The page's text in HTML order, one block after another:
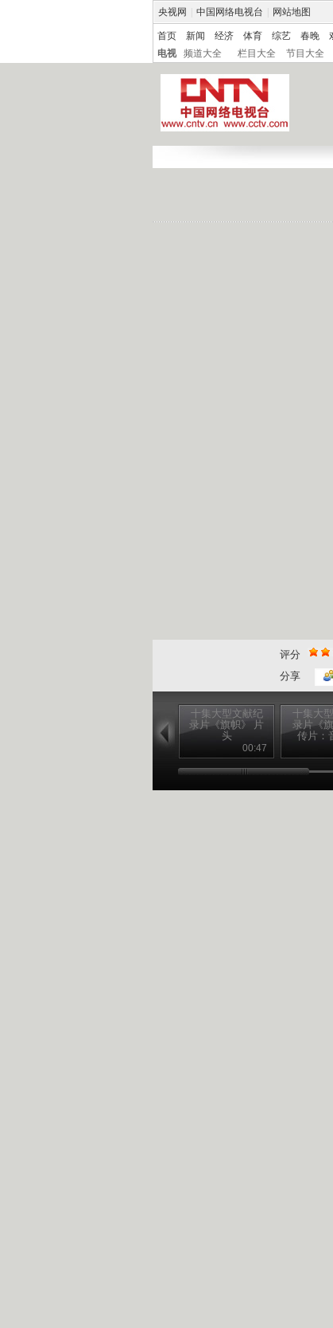
央视网 中国网络电视台 网站地图
首页 新闻 经济 体育 综艺 春晚
电视
频道大全 栏目大全 节目大全
评分
分享
十集大型文献纪
录片《旗帜》 片
头
00:47
十集大
录片《
传片：